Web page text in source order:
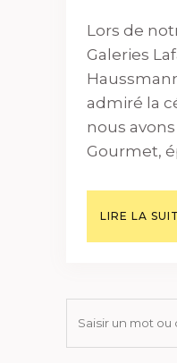
Lors de
Galeries
admiré la
nous
Gourmet,
LIRE LA